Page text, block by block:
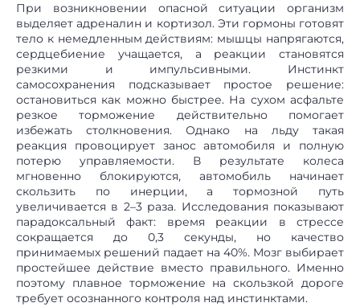
При возникновении опасной ситуации организм
выделяет адреналин и кортизол. Эти гормоны готовят
тело к немедленным действиям: мышцы напрягаются,
сердцебиение учащается, а реакции становятся
резкими и импульсивными. Инстинкт
самосохранения подсказывает простое решение:
остановиться как можно быстрее. На сухом асфальте
резкое торможение действительно помогает
избежать столкновения. Однако на льду такая
реакция провоцирует занос автомобиля и полную
потерю управляемости. В результате колеса
мгновенно блокируются, автомобиль начинает
скользить по инерции, а тормозной путь
увеличивается в 2–3 раза. Исследования показывают
парадоксальный факт: время реакции в стрессе
сокращается до 0,3 секунды, но качество
принимаемых решений падает на 40%. Мозг выбирает
простейшее действие вместо правильного. Именно
поэтому плавное торможение на скользкой дороге
требует осознанного контроля над инстинктами.